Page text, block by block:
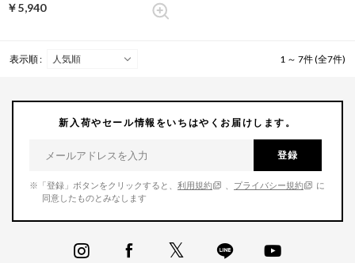
￥5,940
表示順 : 1 ～ 7件 (全7件)
新入荷やセール情報をいちはやくお届けします。
登録
※「登録」ボタンをクリックすると、 利用規約 プライバシー規約
に
同意したものとみなします